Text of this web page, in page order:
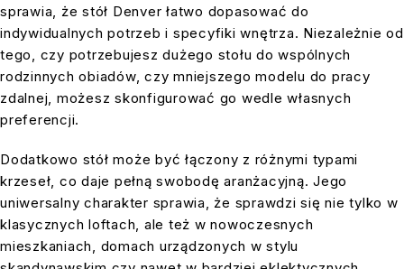
sprawia, że stół Denver łatwo dopasować do
indywidualnych potrzeb i specyfiki wnętrza. Niezależnie od
tego, czy potrzebujesz dużego stołu do wspólnych
rodzinnych obiadów, czy mniejszego modelu do pracy
zdalnej, możesz skonfigurować go wedle własnych
preferencji.
Dodatkowo stół może być łączony z różnymi typami
krzeseł, co daje pełną swobodę aranżacyjną. Jego
uniwersalny charakter sprawia, że sprawdzi się nie tylko w
klasycznych loftach, ale też w nowoczesnych
mieszkaniach, domach urządzonych w stylu